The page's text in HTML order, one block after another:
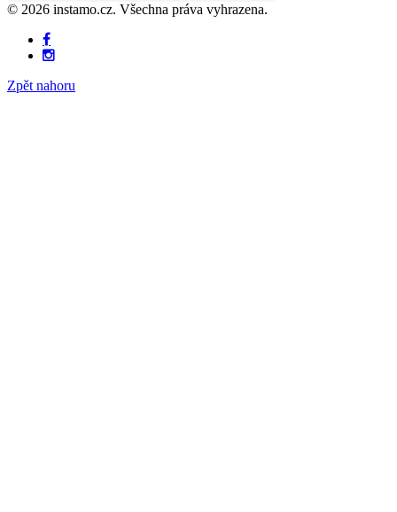
© 2026 instamo.cz. Všechna práva vyhrazena.
Zpět nahoru